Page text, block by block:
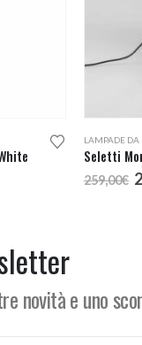
LAMPADE DA
259,00€ Il
novità e uno